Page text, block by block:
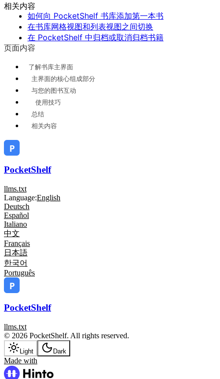
相关内容
如何向 PocketShelf 书库添加第一本书
在书库网格视图和列表视图之间切换
在 PocketShelf 中归档或取消归档书籍
页面内容
了解书库主界面
主界面的核心组成部分
与您的图书互动
使用技巧
总结
相关内容
PocketShelf
llms.txt
Language:English
Deutsch
Español
Italiano
中文
Français
日本語
한국어
Português
PocketShelf
llms.txt
© 2026 PocketShelf. All rights reserved.
Light Dark
Made with